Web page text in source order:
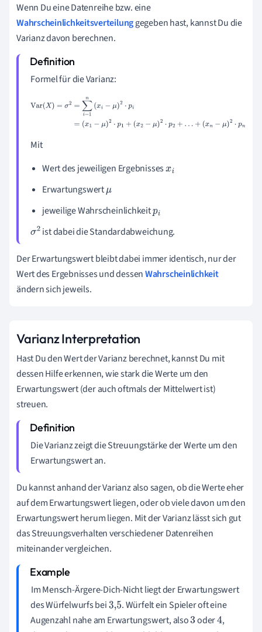
Wenn Du eine Datenreihe bzw. eine
Wahrscheinlichkeitsverteilunggegeben hast, kannst Du die
Varianz davon berechnen.
Formel für die Varianz:
Var(X)=σ2 =∑i=1n(xi−μ)2⋅pi=
(x n− μ) pn
Mit
Wert des jeweiligen Ergebnissesxi
Erwartungswertμ
jeweilige Wahrscheinlichkeitpi
σ2 ist dabei die Standardabweichung.
Der Erwartungswert bleibt dabei immer identisch, nur der
Wert des Ergebnisses und dessenWahrscheinlichkeit
ändern sich jeweils.
Varianz Interpretation
Hast Du den Wert der Varianz berechnet, kannst Du mit
dessen Hilfe erkennen, wie stark die Werte um den
Erwartungswert (der auch oftmals der Mittelwert ist)
streuen.
Die Varianz zeigt die Streuungstärke der Werte um den
Erwartungswert an.
Du kannst anhand der Varianz also sagen, ob die Werte eher
auf dem Erwartungswert liegen, oder ob viele davon um den
Erwartungswert herum liegen. Mit der Varianz lässt sich gut
das Streuungsverhalten verschiedener Datenreihen
miteinander vergleichen.
Im Mensch-Ärgere-Dich-Nicht liegt der Erwartungswert
des Würfelwurfs bei3,5. Würfelt ein Spieler oft eine
Augenzahl nahe am Erwartungswert, also3oder4,